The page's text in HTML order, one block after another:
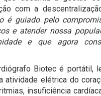
com a
é guiado pelo
e atender nossa
e que agora
Biotec é portátil,
atividade elétrica do
insuficiência